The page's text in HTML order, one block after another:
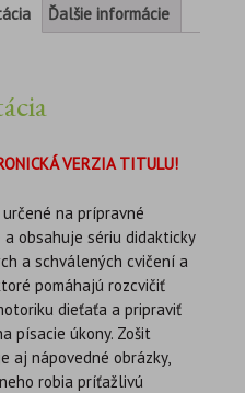
Ďalšie informácie
VERZIA TITULU!
na prípravné
a obsahuje sériu didakticky
a schválených cvičení a
pomáhajú rozcvičiť
dieťaťa a pripraviť
písacie úkony. Zošit
aj nápovedné obrázky,
robia príťažlivú